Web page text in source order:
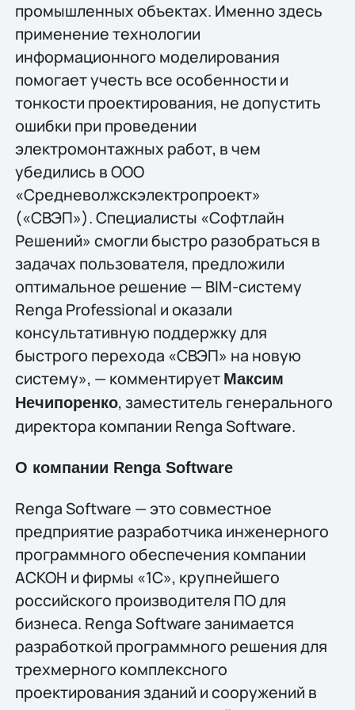
промышленных объектах. Именно здесь
применение технологии
информационного моделирования
помогает учесть все особенности и
тонкости проектирования, не допустить
ошибки при проведении
электромонтажных работ, в чем
убедились в ООО
«Средневолжскэлектропроект»
(«СВЭП»). Специалисты «Софтлайн
Решений» смогли быстро разобраться в
задачах пользователя, предложили
оптимальное решение — BIM-систему
Renga Professional и оказали
консультативную поддержку для
быстрого перехода «СВЭП» на новую
систему», — комментирует Максим
Нечипоренко, заместитель генерального
директора компании Renga Software.
О компании Renga Software
Renga Software — это совместное
предприятие разработчика инженерного
программного обеспечения компании
АСКОН и фирмы «1С», крупнейшего
российского производителя ПО для
бизнеса. Renga Software занимается
разработкой программного решения для
трехмерного комплексного
проектирования зданий и сооружений в